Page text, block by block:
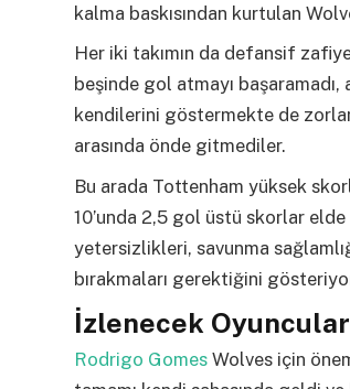
kalma baskısından kurtulan
Her iki takımın da defansif
beşinde gol atmayı başaramadı,
kendilerini göstermekte de
arasında önde gitmediler.
Bu arada Tottenham yüksek
10’unda 2,5 gol üstü skorlar
yetersizlikleri, savunma
bırakmaları gerektiğini
İzlenecek Oyuncular
Rodrigo Gomes Wolves için